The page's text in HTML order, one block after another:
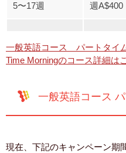
5〜17週 週
一般英語コース パートタイ
Time Morningのコース詳細は
一般英語コース
現在、下記のキャンペーン期